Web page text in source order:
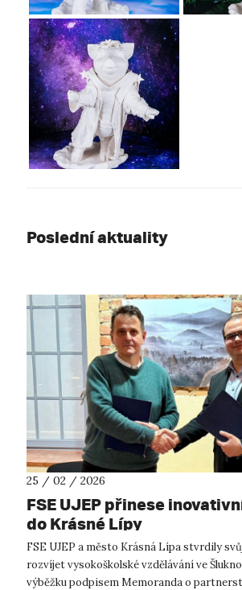
Poslední aktuality
25 / 02 / 2026
FSE UJEP přinese
do Krásné Lípy
FSE UJEP a město Krásná Lípa stvrdily
rozvíjet vysokoškolské vzdělávání ve
výběžku podpisem Memoranda o